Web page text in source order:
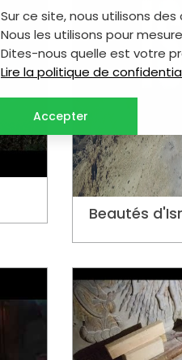
Sur ce site, nous utilisons des
Nous les utilisons pour
Dites-nous quelle est votre
Lire la politique de
Accepter
Beautés